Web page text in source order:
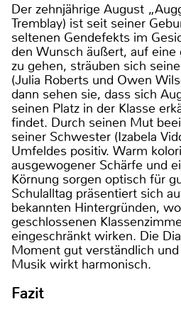
Der zehnjährige August
Tremblay) ist seit seiner
seltenen Gendefekts im
den Wunsch äußert, auf eine
zu gehen, sträuben sich
(Julia Roberts und Owen
dann sehen sie, dass sich
seinen Platz in der Klasse
findet. Durch seinen Mut
seiner Schwester (Izabela
Umfeldes positiv. Warm
ausgewogener Schärfe und
Körnung sorgen optisch für
Schulalltag präsentiert sich
bekannten Hintergründen,
geschlossenen
eingeschränkt wirken. Die
Moment gut verständlich
Musik wirkt harmonisch.
Fazit